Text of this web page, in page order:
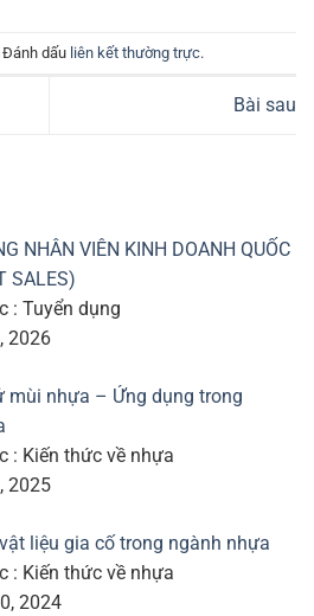
Đánh dấu liên kết thường trực.
Bài sau
NHÂN VIÊN KINH DOANH QUỐC
SALES)
: Tuyển dụng
2026
mùi nhựa – Ứng dụng trong
: Kiến thức về nhựa
2025
liệu gia cố trong ngành nhựa
: Kiến thức về nhựa
2024